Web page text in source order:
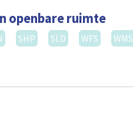
openbare ruimte
SHP SLD WFS WMS